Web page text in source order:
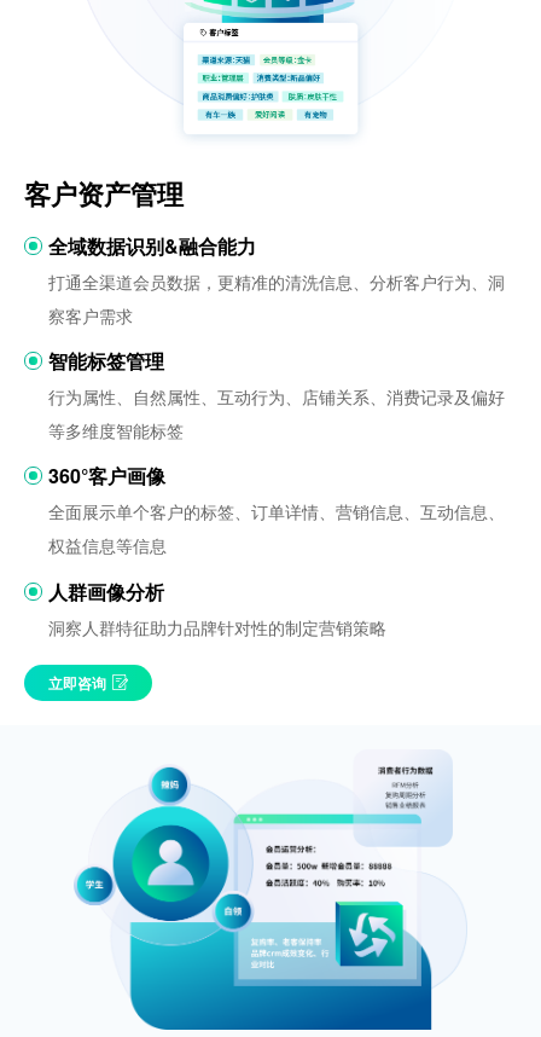
客户资产管理
全域数据识别&融合能力
打通全渠道会员数据，更精准的清洗信息、分析客户行为、洞
察客户需求
智能标签管理
行为属性、自然属性、互动行为、店铺关系、消费记录及偏好
等多维度智能标签
360°客户画像
全面展示单个客户的标签、订单详情、营销信息、互动信息、
权益信息等信息
人群画像分析
洞察人群特征助力品牌针对性的制定营销策略
立即咨询